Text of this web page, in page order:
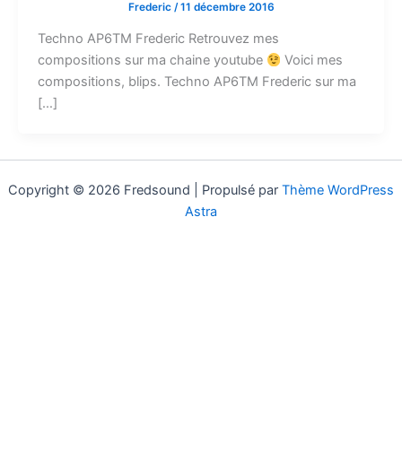
Frederic /11 décembre 2016
Techno AP6TM Frederic Retrouvez mes
compositions sur ma chaine youtube
Voici mes
compositions, blips. Techno AP6TM Frederic sur ma
[…]
Copyright © 2026 Fredsound | Propulsé par Thème WordPress
Astra